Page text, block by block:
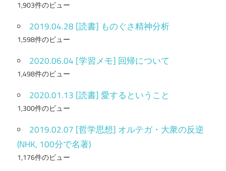
1,903件のビュー
2019.04.28 [読書] ものぐさ精神分析
1,598件のビュー
2020.06.04 [学習メモ] 回帰について
1,498件のビュー
2020.01.13 [読書] 愛するということ
1,300件のビュー
2019.02.07 [哲学思想] オルテガ・大衆の反逆
(NHK, 100分で名著)
1,176件のビュー